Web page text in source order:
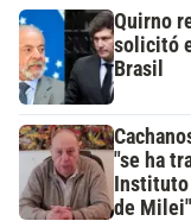
Quirno
solicitó
Brasil
"se ha
Instituto
de Milei"